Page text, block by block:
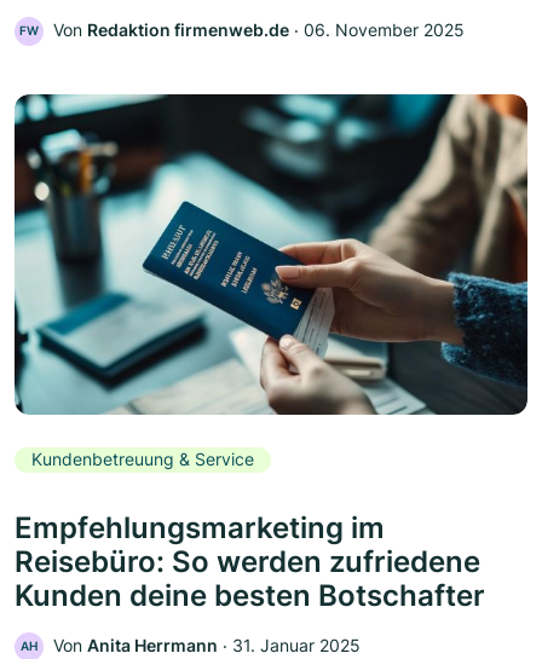
FW Von Redaktion firmenweb.de ‧ 06. November 2025
Kundenbetreuung & Service
Empfehlungsmarketing im
Reisebüro: So werden zufriedene
Kunden deine besten Botschafter
AH Von Anita Herrmann ‧ 31. Januar 2025